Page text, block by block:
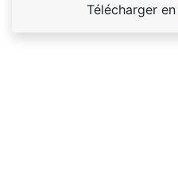
Télécharger en